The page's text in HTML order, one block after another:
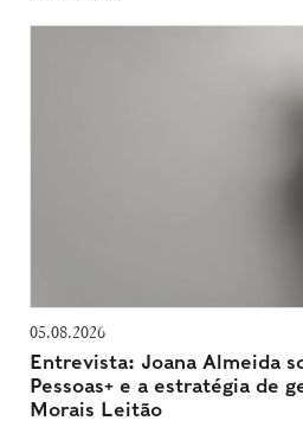
05.08.2026
Entrevista: Joana Almeida
Pessoas+ e a estratégia de
Morais Leitão